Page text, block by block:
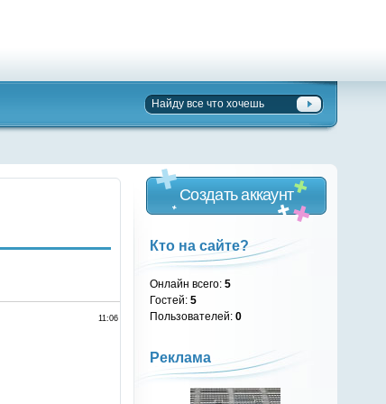
11:06
Создать аккаунт
Кто на сайте?
Онлайн всего:5
Гостей:5
Пользователей:0
Реклама